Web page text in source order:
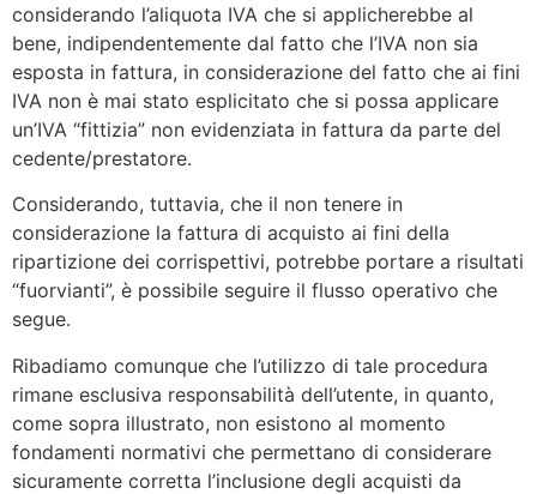
considerando l’aliquota IVA che si applicherebbe al
bene, indipendentemente dal fatto che l’IVA non sia
esposta in fattura, in considerazione del fatto che ai fini
IVA non è mai stato esplicitato che si possa applicare
un’IVA “fittizia” non evidenziata in fattura da parte del
cedente/prestatore.
Considerando, tuttavia, che il non tenere in
considerazione la fattura di acquisto ai fini della
ripartizione dei corrispettivi, potrebbe portare a risultati
“fuorvianti”, è possibile seguire il flusso operativo che
segue.
Ribadiamo comunque che l’utilizzo di tale procedura
rimane esclusiva responsabilità dell’utente, in quanto,
come sopra illustrato, non esistono al momento
fondamenti normativi che permettano di considerare
sicuramente corretta l’inclusione degli acquisti da